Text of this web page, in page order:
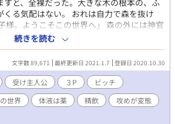
すと、全裸だった。大きな木の根本の、ふ
くる気配はない。 おれは自力で森を抜け
。ようこそこの世界へ」 森の外には神官
美形な２人がおれを迎えに来てくれてい
が入ります。多いです。 ※植物が人間にな
は番外編までありませんが、授乳はありま
粉を撒き散らすように、『愛』をばら撒
定です。 美人神官× 主人公 男前騎士×
も掲載しています。 2021.1.7.番外編３話
方には申し訳ありませんが、妊娠出産があ
続きを読む
文字数 89,671 最終更新日 2021.1.7 登録日 2020.10.30
受け主人公 ３P
ビッチ
世界
体液は薬 精飲
攻めが変態